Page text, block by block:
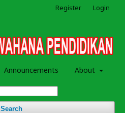
Announcements About
Search
Register Login